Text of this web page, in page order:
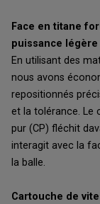
Face en titane
puissance légère
En utilisant des
nous avons
repositionnés
et la tolérance. Le
pur (CP) fléchit
interagit avec la
la balle.
Cartouche de